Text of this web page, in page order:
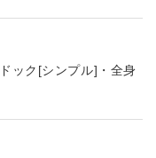
ック[シンプル]・全身